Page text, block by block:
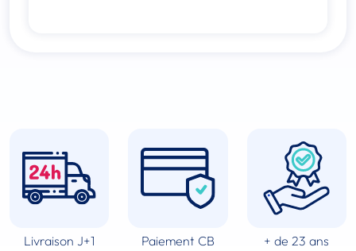
Livraison J+1
Paiement CB
+ de 23 ans